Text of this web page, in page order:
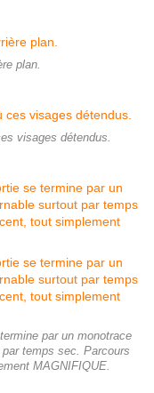
plan.
visages détendus.
par un monotrace
temps sec. Parcours
MAGNIFIQUE.